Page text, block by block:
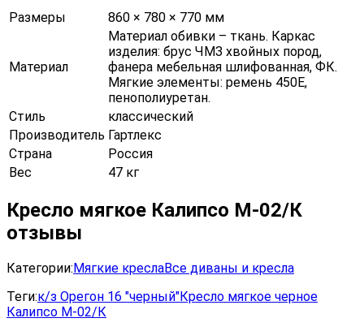
Размеры
860 × 780 × 770 мм
Материал
Материал обивки – ткань. Каркас
изделия: брус ЧМЗ хвойных пород,
фанера мебельная шлифованная, ФК.
Мягкие элементы: ремень 450Е,
пенополиуретан.
Стиль
классический
Производитель Гартлекс
Страна
Россия
Вес
47 кг
Кресло мягкое Калипсо М-02/К
отзывы
Категории:Мягкие креслаВсе диваны и кресла
Теги:к/з Орегон 16 "черный"Кресло мягкое черное
Калипсо М-02/К